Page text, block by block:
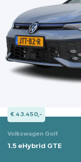
€ 43.450,-
Volkswagen Golf
1.5 eHybrid GTE